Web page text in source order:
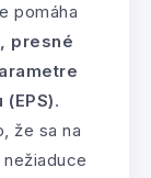
pomáha
presné
.
že sa na